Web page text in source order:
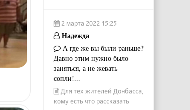
2 марта 2022 15:25
Надежда
А где же вы были раньше?
Давно этим нужно было
заняться, а не жевать
сопли!...
Для тех жителей Донбасса,
кому есть что рассказать